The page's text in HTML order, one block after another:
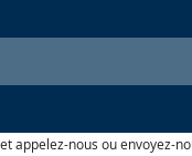
appelez-nous ou envoyez-